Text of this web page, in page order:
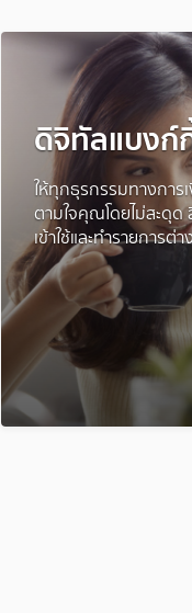
ดิจิทัลแบงก์
ให้ทุกธุรกรรมทางการ
ตามใจคุณโดยไม่สะดุ
เข้าใช้และทำรายการต่า